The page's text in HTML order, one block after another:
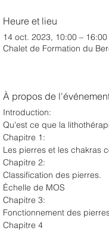
Heure et lieu
14 oct. 2023, 10:00 – 16:00
Chalet de Formation du
À propos de
Introduction:
Qu'est ce que la
Chapitre 1:
Les pierres et les chakras
Chapitre 2:
Classification des pierres.
Échelle de MOS
Chapitre 3:
Fonctionnement des
Chapitre 4